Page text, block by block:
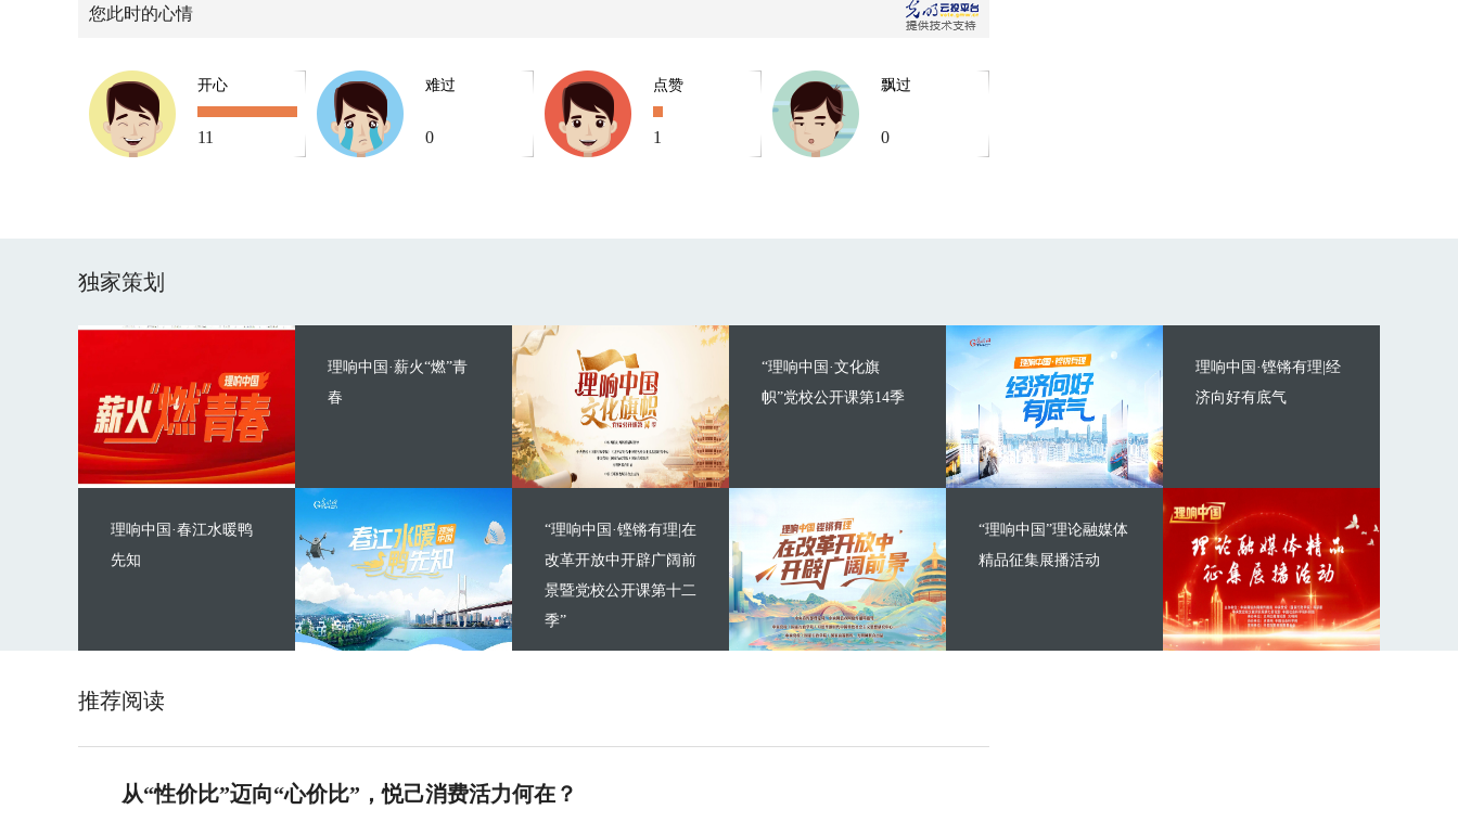
您此时的心情
开心
11
难过
0
点赞
1
飘过
0
独家策划
理响中国·薪火“燃”青
春
理响中国·春江水暖鸭
先知
“理响中国·文化旗
帜”党校公开课第14季
“理响中国·铿锵有理|在
改革开放中开辟广阔前
景暨党校公开课第十二
季”
理响中国·铿锵有理|经
济向好有底气
“理响中国”理论融媒体
精品征集展播活动
推荐阅读
从“性价比”迈向“心价比”，悦己消费活力何在？